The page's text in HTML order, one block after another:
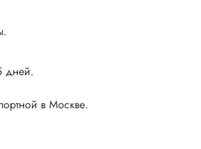
дней.
в Москве.